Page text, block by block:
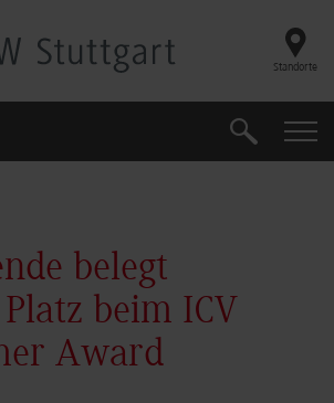
Standorte
Suche
belegt
beim ICV
Award